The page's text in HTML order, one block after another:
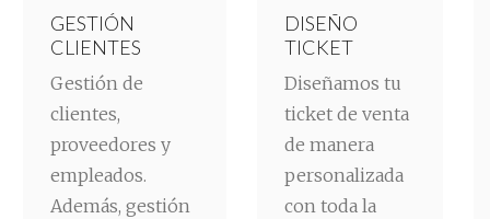
GESTIÓN
CLIENTES
Gestión de
clientes,
proveedores y
empleados.
Además, gestión
DISEÑO
TICKET
Diseñamos tu
ticket de venta
de manera
personalizada
con toda la